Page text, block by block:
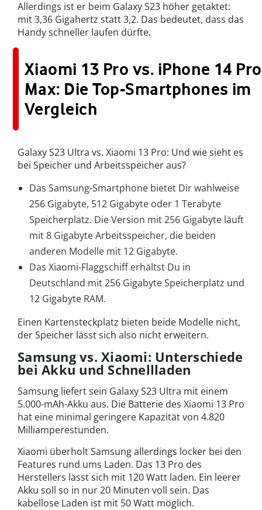
Allerdings ist er beim Galaxy S23 höher getaktet:
mit 3,36 Gigahertz statt 3,2. Das bedeutet, dass das
Handy schneller laufen dürfte.
Xiaomi 13 Pro vs. iPhone 14 Pro
Max: Die Top-Smartphones im
Vergleich
Galaxy S23 Ultra vs. Xiaomi 13 Pro: Und wie sieht es
bei Speicher und Arbeitsspeicher aus?
Das Samsung-Smartphone bietet Dir wahlweise
256 Gigabyte, 512 Gigabyte oder 1 Terabyte
Speicherplatz. Die Version mit 256 Gigabyte läuft
mit 8 Gigabyte Arbeitsspeicher, die beiden
anderen Modelle mit 12 Gigabyte.
Das Xiaomi-Flaggschiff erhältst Du in
Deutschland mit 256 Gigabyte Speicherplatz und
12 Gigabyte RAM.
Einen Kartensteckplatz bieten beide Modelle nicht,
der Speicher lässt sich also nicht erweitern.
Samsung vs. Xiaomi: Unterschiede
bei Akku und Schnellladen
Samsung liefert sein Galaxy S23 Ultra mit einem
5.000-mAh-Akku aus. Die Batterie des Xiaomi 13 Pro
hat eine minimal geringere Kapazität von 4.820
Milliamperestunden.
Xiaomi überholt Samsung allerdings locker bei den
Features rund ums Laden. Das 13 Pro des
Herstellers lässt sich mit 120 Watt laden. Ein leerer
Akku soll so in nur 20 Minuten voll sein. Das
kabellose Laden ist mit 50 Watt möglich.